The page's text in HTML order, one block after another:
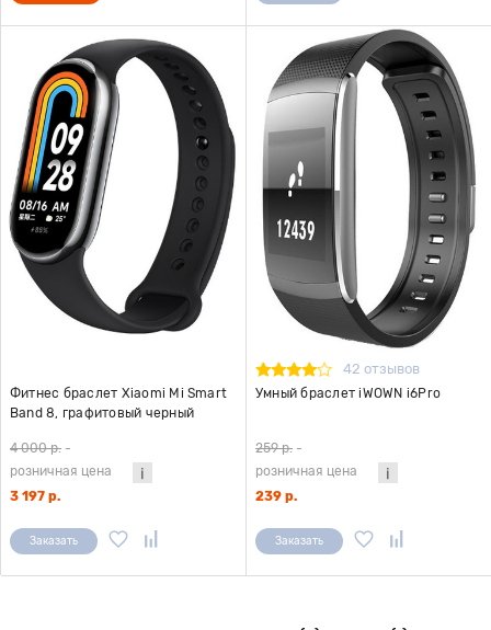
Фитнес браслет Xiaomi Mi Smart
Band 8, графитовый черный
4 000 р. -
розничная цена
3 197 р.
Заказать
42 отзывов
Умный браслет iWOWN i6Pro
259 р. -
розничная цена
239 р.
Заказать